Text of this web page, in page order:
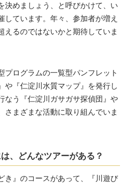
決めましょう、と呼びかけて、い
しています。年々、参加者が増え
えるのではないかと期待していま
プログラムの一覧型パンフレット
や『仁淀川水質マップ』を発行し
なう『仁淀川ガサガサ探偵団』や
さまざまな活動に取り組んでいま
、どんなツアーがある？
き』のコースがあって、『川遊び